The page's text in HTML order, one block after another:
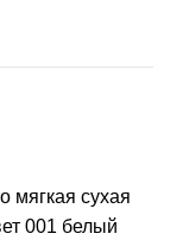
мягкая сухая
001 белый